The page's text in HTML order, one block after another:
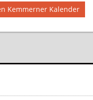
Kemmerner Kalender